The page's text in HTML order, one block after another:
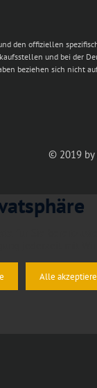
den offiziellen
und bei der
beziehen sich nicht
© 2019 by
Alle